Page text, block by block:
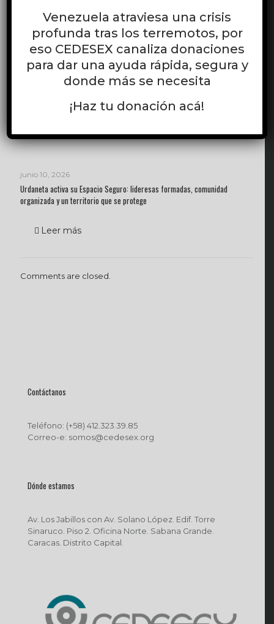
Leer más
junio 11, 2026
Monitoreo en Bolívar: calidad técnica, articulación institucional y validación
junio 10, 2026
Urdaneta activa su Espacio Seguro: lideresas formadas, comunidad
organizada y un territorio que se protege
Leer más
Comments are closed.
Contáctanos
Teléfono: (+58) 412.323.39.85
Correo-e: somos@cedesex.org
Dónde estamos
Av. Los Jabillos con Av. Solano López. Edif. Torre
Sinaruco. Piso 2. Oficina Norte. Sabana Grande.
Caracas. Distrito Capital.
Venezuela atraviesa una crisis
profunda tras los terremotos, por
eso CEDESEX canaliza donaciones
para dar una ayuda rápida, segura y
donde más se necesita
¡Haz tu donación acá!